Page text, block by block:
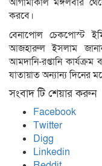
করবে।
বেনাপোল চেকপোস্ট
আজহারুল ইসলাম
আমদানি-রপ্তানি
যাতায়াত অন্যান্য দিনের
সংবাদ টি শেয়ার করুন
Facebook
Twitter
Digg
Linkedin